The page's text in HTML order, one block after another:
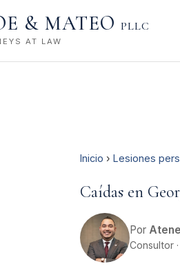
& MATEO PLLC
AT LAW
Inicio › Lesiones
Caídas en
Por
Consultor